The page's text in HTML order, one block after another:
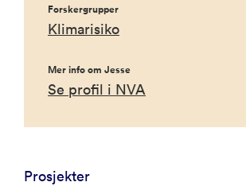
Forskergrupper
Klimarisiko
Mer info om Jesse
Se profil i NVA
Prosjekter